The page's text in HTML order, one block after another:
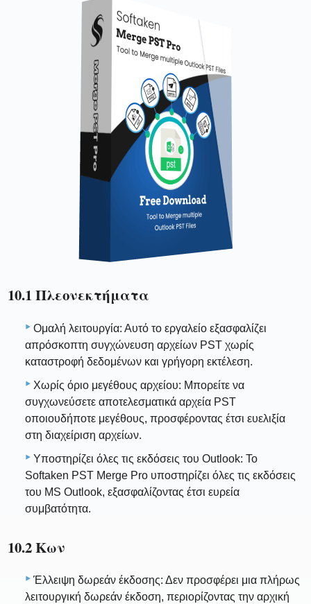
10.1 Πλεονεκτήματα
Ομαλή λειτουργία: Αυτό το εργαλείο εξασφαλίζει
απρόσκοπτη συγχώνευση αρχείων PST χωρίς
καταστροφή δεδομένων και γρήγορη εκτέλεση.
Χωρίς όριο μεγέθους αρχείου: Μπορείτε να
συγχωνεύσετε αποτελεσματικά αρχεία PST
οποιουδήποτε μεγέθους, προσφέροντας έτσι ευελιξία
στη διαχείριση αρχείων.
Υποστηρίζει όλες τις εκδόσεις του Outlook: Το
Softaken PST Merge Pro υποστηρίζει όλες τις εκδόσεις
του MS Outlook, εξασφαλίζοντας έτσι ευρεία
συμβατότητα.
10.2 Κων
Έλλειψη δωρεάν έκδοσης: Δεν προσφέρει μια πλήρως
λειτουργική δωρεάν έκδοση, περιορίζοντας την αρχική